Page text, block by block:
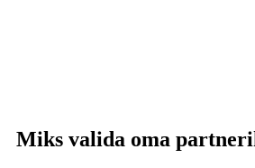
Miks valida oma